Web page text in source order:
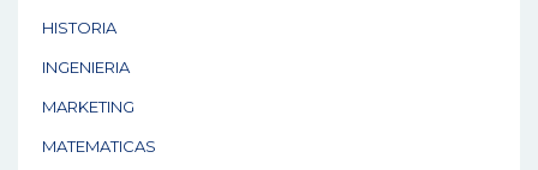
HISTORIA
INGENIERIA
MARKETING
MATEMATICAS